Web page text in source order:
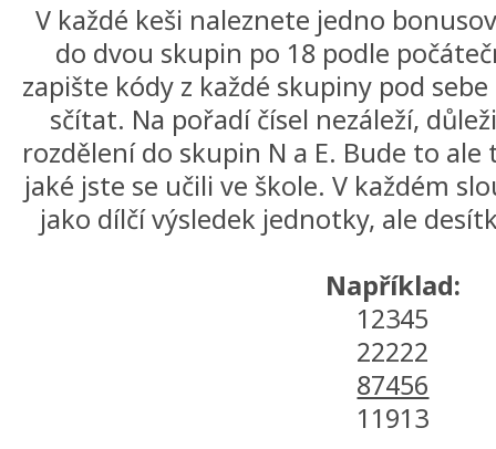
V každé keši naleznete jedno
do dvou skupin po 18 podle
zapište kódy z každé skupiny pod
sčítat. Na pořadí čísel nezáleží,
rozdělení do skupin N a E. Bude to
jaké jste se učili ve škole. V každém
jako dílčí výsledek jednotky, ale
Například:
12345
22222
87456
11913